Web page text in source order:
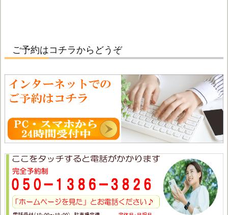
ご予約はコチラからどうぞ